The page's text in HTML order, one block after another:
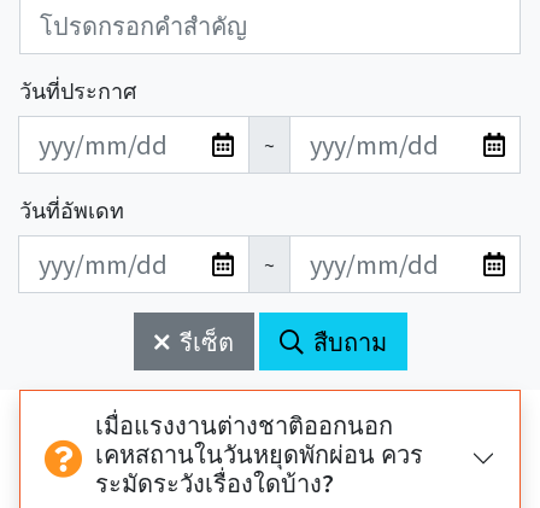
วันที่ประกาศ
日
期
開
始
~
日
期
結
束
วันที่อัพเดท
~
รีเซ็ต สืบถาม
เมื่อแรงงานต่างชาติออกนอก
เคหสถานในวันหยุดพักผ่อน ควร
ระมัดระวังเรื่องใดบ้าง?